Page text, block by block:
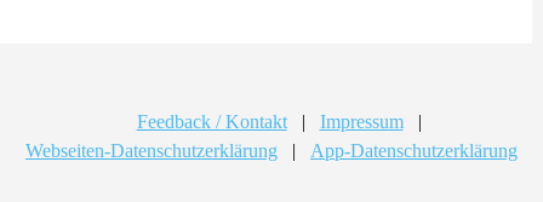
Feedback / Kontakt | Impressum
|
Webseiten-Datenschutzerklärung
| App-Datenschutzerklärung